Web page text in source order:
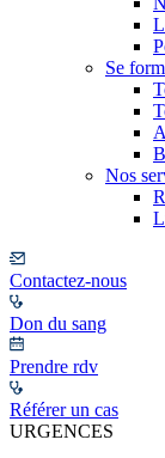
Se
Nos
Contactez-nous
Don du sang
Prendre rdv
Référer un cas
URGENCES